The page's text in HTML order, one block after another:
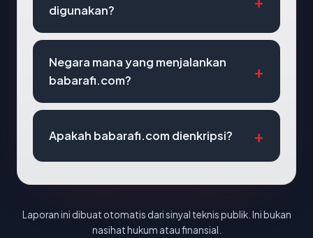
digunakan?
Negara mana yang menjalankan
babarafi.com?
Apakah babarafi.com dienkripsi?
Laporan ini dibuat otomatis dari sinyal teknis publik. Ini bukan
nasihat hukum atau finansial.